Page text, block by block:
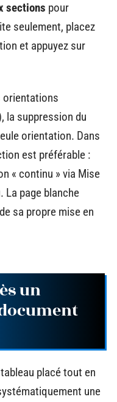
sections pour
seulement, placez
et appuyez sur
orientations
la suppression du
orientation. Dans
est préférable :
« continu » via Mise
La page blanche
sa propre mise en
un
placé tout en
une